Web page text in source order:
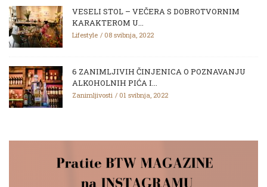
VESELI STOL – VEČERA S DOBROTVORNIM
KARAKTEROM U...
Lifestyle 08 svibnja, 2022
6 ZANIMLJIVIH ČINJENICA O POZNAVANJU
ALKOHOLNIH PIĆA I...
Zanimljivosti 01 svibnja, 2022